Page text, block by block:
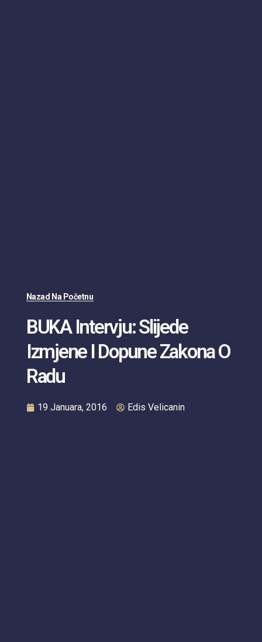
Nazad Na Početnu
BUKA Intervju: Slijede
Izmjene I Dopune Zakona O
Radu
19 Januara, 2016 Edis Velicanin